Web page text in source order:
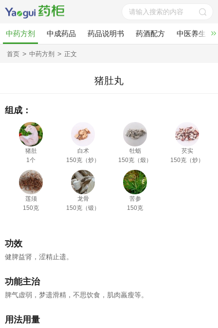
中药方剂 中成药品 药品说明书 药酒配方 中医养生
首页 > 中药方剂 > 正文
猪肚丸
组成：
猪肚
1个
白术
150克（炒）
牡蛎
150克（煅）
芡实
150克（炒）
莲须
150克
龙骨
150克（锻）
苦参
150克
功效
健脾益肾，涩精止遗。
功能主治
脾气虚弱，梦遗滑精，不思饮食，肌肉羸瘦等。
用法用量